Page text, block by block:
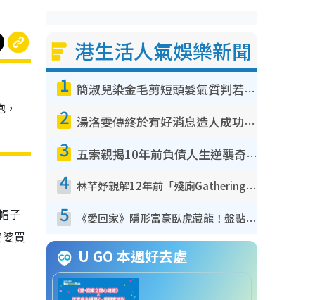
子
買
港生活人氣娛樂新聞
1 簡淑兒染金毛剪短頭髮氣質判若兩人！嚇壞老公麥大力都認唔出：「你做咩事？」
2 湯洛雯傳終於有好消息造人成功！兩大細節曝孕味極濃惹猜測：大肚婆先會咁！
3 五索親揭10年前負債人生逆襲奇蹟！全靠去一地方轉運後即遇上馬先生
4 林芊妤親解12年前「殘廁Gathering」真相！高層解約一句話重創尊嚴至今拒返TVB
5 《愛回家》隱形富豪臥虎藏龍！盤點12位財氣逼人的有錢藝人：呢位靚女3億身家唔憂做
U GO 本週好去處